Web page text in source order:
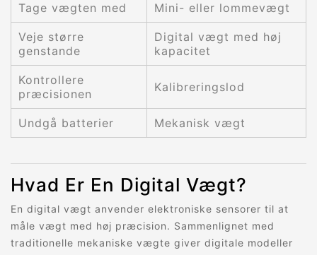
Tage vægten med Mini- eller lommevægt
Veje større
genstande
Digital vægt med høj
kapacitet
Kontrollere
præcisionen
Kalibreringslod
Undgå batterier Mekanisk vægt
Hvad Er En Digital Vægt?
En digital vægt anvender elektroniske sensorer til at
måle vægt med høj præcision. Sammenlignet med
traditionelle mekaniske vægte giver digitale modeller